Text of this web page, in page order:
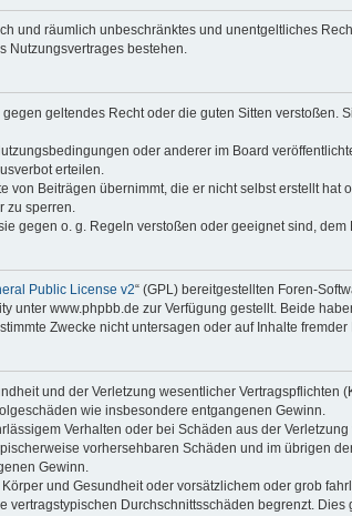
und räumlich unbeschränktes und unentgeltliches
Nutzungsvertrages bestehen.
geltendes Recht oder die guten Sitten verstoßen.
oder anderer im Board
erteilen.
Beiträgen übernimmt, die er nicht selbst erstellt
zu sperren.
gegen o. g. Regeln verstoßen oder geeignet sind,
Public License v2“ (GPL) bereitgestellten Foren-
www.phpbb.de zur Verfügung gestellt. Beide
Zwecke nicht untersagen oder auf Inhalte
und der Verletzung wesentlicher
wie insbesondere entgangenen Gewinn.
Verhalten oder bei Schäden aus der
vorhersehbaren Schäden und im übrigen
Gewinn.
und Gesundheit oder vorsätzlichem oder grob
Durchschnittsschäden begrenzt.